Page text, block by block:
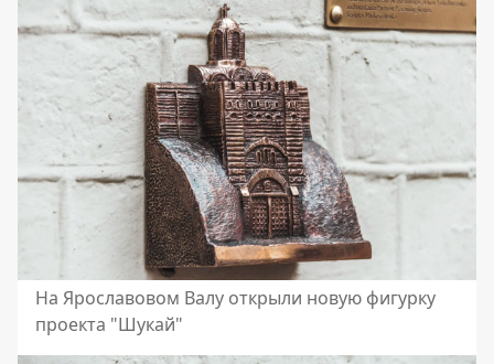
На Ярославовом Валу открыли новую фигурку
проекта "Шукай"